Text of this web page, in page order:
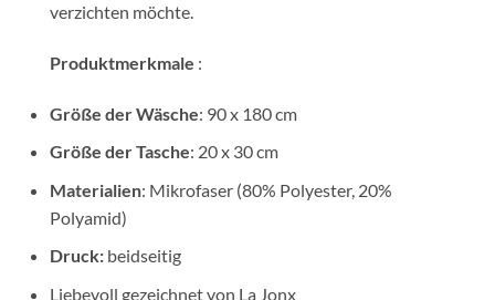
verzichten möchte.
Produktmerkmale :
Größe der Wäsche: 90 x 180 cm
Größe der Tasche: 20 x 30 cm
Materialien: Mikrofaser (80% Polyester, 20%
Polyamid)
Druck: beidseitig
Liebevoll gezeichnet von La Jonx